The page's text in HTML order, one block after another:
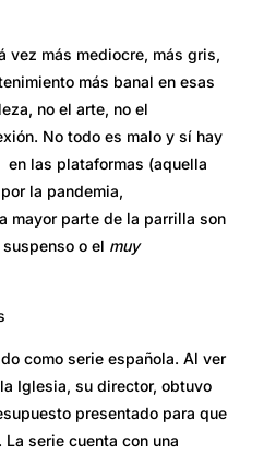
vez más mediocre, más gris,
más banal en esas
no el arte, no el
No todo es malo y sí hay
las plataformas (aquella
la pandemia,
mayor parte de la parrilla son
o el muy
como serie española. Al ver
Iglesia, su director, obtuvo
presentado para que
serie cuenta con una